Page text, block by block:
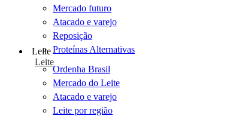
Mercado futuro
Atacado e varejo
Reposição
Proteínas Alternativas
Leite
Leite
Ordenha Brasil
Mercado do Leite
Atacado e varejo
Leite por região